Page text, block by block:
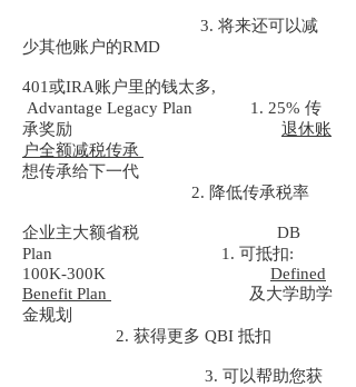
3. 将来还可以减
少其他账户的RMD
401或IRA账户里的钱太多,
Advantage Legacy Plan 1. 25% 传
承奖励 退休账
户全额减税传承
想传承给下一代
2. 降低传承税率
企业主大额省税 DB
Plan 1. 可抵扣:
100K-300K Defined
Benefit Plan
及大学助学
金规划
2. 获得更多 QBI 抵扣
3. 可以帮助您获